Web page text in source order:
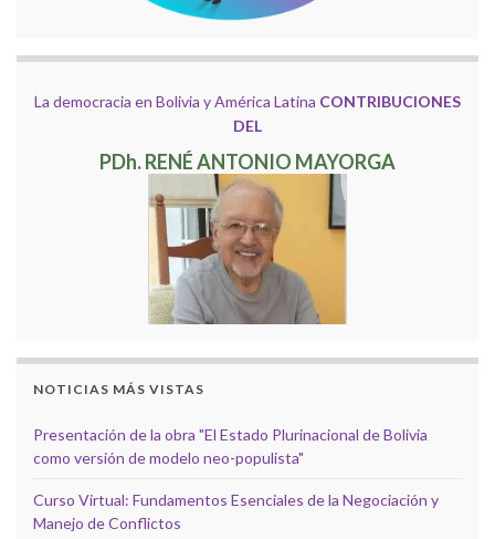
La democracia en Bolivia y América Latina CONTRIBUCIONES
DEL
PDh. RENÉ ANTONIO MAYORGA
NOTICIAS MÁS VISTAS
Presentación de la obra "El Estado Plurinacional de Bolivia
como versión de modelo neo-populista"
Curso Virtual: Fundamentos Esenciales de la Negociación y
Manejo de Conflictos